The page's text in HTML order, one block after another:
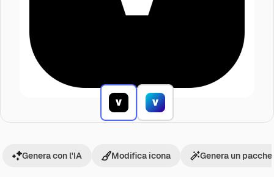
Genera con l'IA Modifica icona Genera un